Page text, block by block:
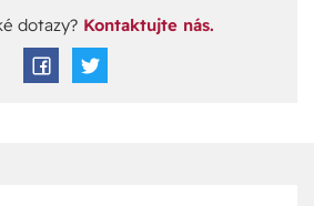
dotazy?Kontaktujte nás.